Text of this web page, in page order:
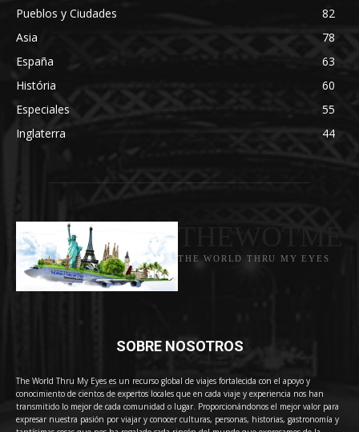
Pueblos y Ciudades
82
Asia
78
España
63
História
60
Especiales
55
Inglaterra
44
THE WORLD THRU MY EYES
SOBRE NOSOTROS
The World Thru My Eyes es un recurso global de viajes fortalecida con el apoyo y
conocimiento de cientos de expertos locales que en cada viaje y experiencia nos han
transmitido lo mejor de cada comunidad o lugar. Proporcionándonos el mejor valor para
expresar nuestra pasión por viajar y conocer culturas, personas, historias, gastronomía y